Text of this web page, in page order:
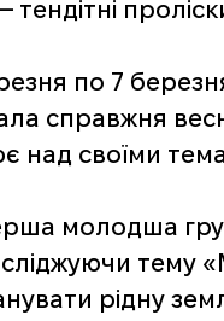
тендітні
по 7
справжня
над своїми
молодша
тему
рідну